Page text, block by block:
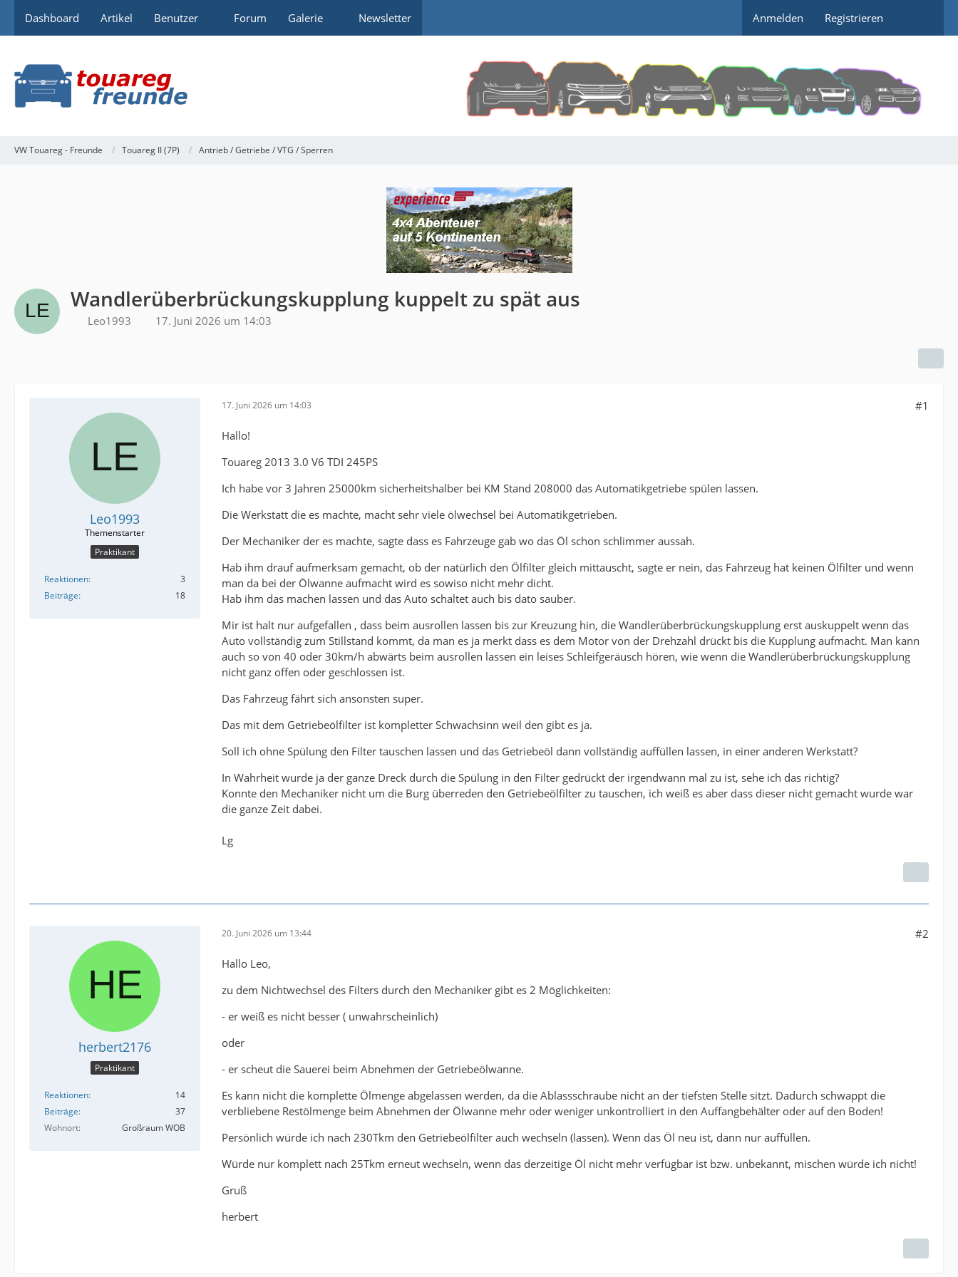
Dashboard Artikel Benutzer Forum Galerie Newsletter Anmelden Registrieren
VW Touareg - Freunde Touareg II (7P) Antrieb / Getriebe / VTG / Sperren
Wandlerüberbrückungskupplung kuppelt zu spät aus
Leo1993 17. Juni 2026 um 14:03
Leo1993
Praktikant
Reaktionen
3
Beiträge
18
17. Juni 2026 um 14:03 #1
Hallo!
Touareg 2013 3.0 V6 TDI 245PS
Ich habe vor 3 Jahren 25000km sicherheitshalber bei KM Stand 208000 das Automatikgetriebe spülen lassen.
Die Werkstatt die es machte, macht sehr viele ölwechsel bei Automatikgetrieben.
Der Mechaniker der es machte, sagte dass es Fahrzeuge gab wo das Öl schon schlimmer aussah.
Hab ihm drauf aufmerksam gemacht, ob der natürlich den Ölfilter gleich mittauscht, sagte er nein, das Fahrzeug hat keinen Ölfilter und wenn
man da bei der Ölwanne aufmacht wird es sowiso nicht mehr dicht.
Hab ihm das machen lassen und das Auto schaltet auch bis dato sauber.
Mir ist halt nur aufgefallen , dass beim ausrollen lassen bis zur Kreuzung hin, die Wandlerüberbrückungskupplung erst auskuppelt wenn das
Auto vollständig zum Stillstand kommt, da man es ja merkt dass es dem Motor von der Drehzahl drückt bis die Kupplung aufmacht. Man kann
auch so von 40 oder 30km/h abwärts beim ausrollen lassen ein leises Schleifgeräusch hören, wie wenn die Wandlerüberbrückungskupplung
nicht ganz offen oder geschlossen ist.
Das Fahrzeug fährt sich ansonsten super.
Das mit dem Getriebeölfilter ist kompletter Schwachsinn weil den gibt es ja.
Soll ich ohne Spülung den Filter tauschen lassen und das Getriebeöl dann vollständig auffüllen lassen, in einer anderen Werkstatt?
In Wahrheit wurde ja der ganze Dreck durch die Spülung in den Filter gedrückt der irgendwann mal zu ist, sehe ich das richtig?
Konnte den Mechaniker nicht um die Burg überreden den Getriebeölfilter zu tauschen, ich weiß es aber dass dieser nicht gemacht wurde war
die ganze Zeit dabei.
Lg
herbert2176
Praktikant
Reaktionen
14
Beiträge
37
Wohnort
Großraum WOB
20. Juni 2026 um 13:44 #2
Hallo Leo,
zu dem Nichtwechsel des Filters durch den Mechaniker gibt es 2 Möglichkeiten:
- er weiß es nicht besser ( unwahrscheinlich)
oder
- er scheut die Sauerei beim Abnehmen der Getriebeölwanne.
Es kann nicht die komplette Ölmenge abgelassen werden, da die Ablassschraube nicht an der tiefsten Stelle sitzt. Dadurch schwappt die
verbliebene Restölmenge beim Abnehmen der Ölwanne mehr oder weniger unkontrolliert in den Auffangbehälter oder auf den Boden!
Persönlich würde ich nach 230Tkm den Getriebeölfilter auch wechseln (lassen). Wenn das Öl neu ist, dann nur auffüllen.
Würde nur komplett nach 25Tkm erneut wechseln, wenn das derzeitige Öl nicht mehr verfügbar ist bzw. unbekannt, mischen würde ich nicht!
Gruß
herbert